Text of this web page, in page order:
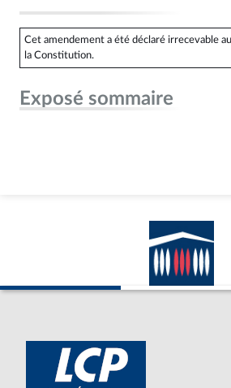
Cet amendement a été déclaré irrecevable
la Constitution.
Exposé sommaire